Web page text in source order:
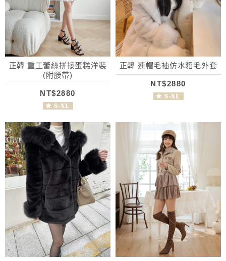
正韓 重工蕾絲拼接蛋糕洋裝
(附腰帶)
NT$2880
正韓 連帽毛袖仿水貂毛外套
NT$2880